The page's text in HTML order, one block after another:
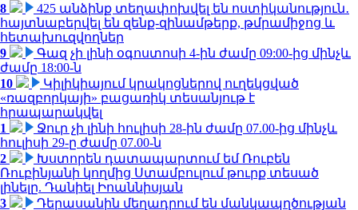
8
425 անձինք տեղափոխվել են ոստիկանություն․
հայտնաբերվել են զենք-զինամթերք, թմրամիջոց և
հետախուզվողներ
9
Գազ չի լինի օգոստոսի 4-ին ժամը 09:00-ից մինչև
ժամը 18:00-ն
10
Կիլիկիայում կրակոցներով ուղեկցված
«ռազբորկայի» բացառիկ տեսանյութ է
հրապարակվել
1
Ջուր չի լինի հուլիսի 28-ին ժամը 07.00-ից մինչև
հուլիսի 29-ը ժամը 07.00-ն
2
Խստորեն դատապարտում եմ Ռուբեն
Ռուբինյանի կողմից Ստամբուլում թուրք տեսած
լինելը. Դանիել Իոաննիսյան
3
Դերասանին մեղադրում են մանկապղծության